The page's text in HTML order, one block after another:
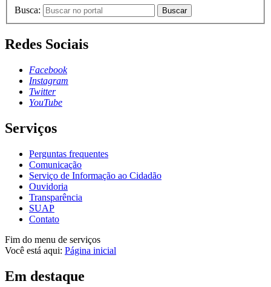
Busca: Buscar
Redes Sociais
Facebook
Instagram
Twitter
YouTube
Serviços
Perguntas frequentes
Comunicação
Serviço de Informação ao Cidadão
Ouvidoria
Transparência
SUAP
Contato
Fim do menu de serviços
Você está aqui: Página inicial
Em destaque